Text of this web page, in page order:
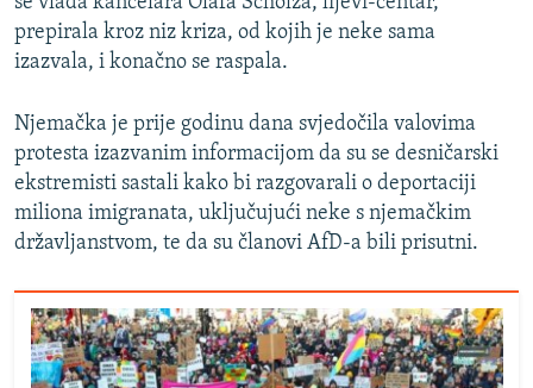
prepirala kroz niz kriza, od kojih je neke sama
izazvala, i konačno se raspala.
Njemačka je prije godinu dana svjedočila valovima
protesta izazvanim informacijom da su se desničarski
ekstremisti sastali kako bi razgovarali o deportaciji
miliona imigranata, uključujući neke s njemačkim
državljanstvom, te da su članovi AfD-a bili prisutni.